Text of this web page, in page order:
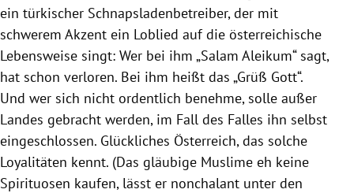
ein türkischer Schnapsladenbetreiber, der mit
schwerem Akzent ein Loblied auf die österreichische
Lebensweise singt: Wer bei ihm „Salam Aleikum“ sagt,
hat schon verloren. Bei ihm heißt das „Grüß Gott“.
Und wer sich nicht ordentlich benehme, solle außer
Landes gebracht werden, im Fall des Falles ihn selbst
eingeschlossen. Glückliches Österreich, das solche
Loyalitäten kennt. (Das gläubige Muslime eh keine
Spirituosen kaufen, lässt er nonchalant unter den